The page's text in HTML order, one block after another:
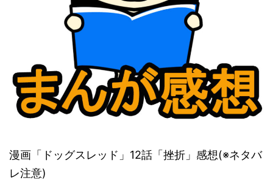
漫画「ドッグスレッド」12話「挫折」感想(※ネタバ
レ注意)